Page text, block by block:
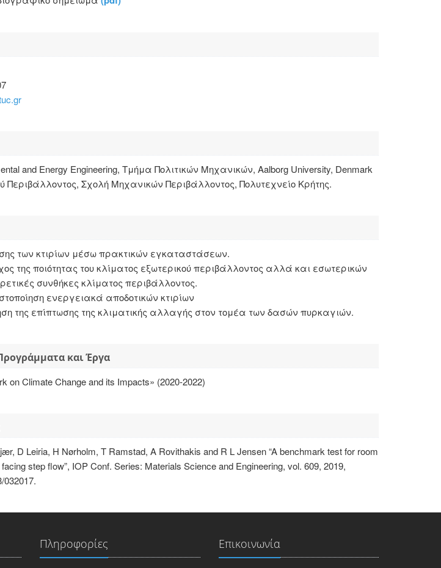
and Energy Engineering, Τμήμα Πολιτικών Μηχανικών, Aalborg University, Denmark
Σχολή Μηχανικών Περιβάλλοντος, Πολυτεχνείο Κρήτης.
των κτιρίων μέσω πρακτικών εγκαταστάσεων.
της ποιότητας του κλίματος εξωτερικού περιβάλλοντος αλλά και εσωτερικών
συνθήκες κλίματος περιβάλλοντος.
ενεργειακά αποδοτικών κτιρίων
της επίπτωσης της κλιματικής αλλαγής στον τομέα των δασών πυρκαγιών.
και Έργα
on Climate Change and its Impacts» (2020-2022)
D Leiria, H Nørholm, T Ramstad, A Rovithakis and R L Jensen “A benchmark test for room
step flow”, IOP Conf. Series: Materials Science and Engineering, vol. 609, 2019,
032017.
Πληροφορίες Επικοινωνία